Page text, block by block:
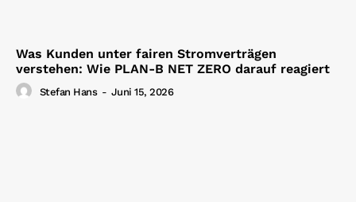
Was Kunden unter fairen Stromverträgen
verstehen: Wie PLAN-B NET ZERO darauf reagiert
Stefan Hans - Juni 15, 2026